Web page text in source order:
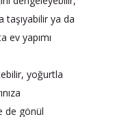
taşıyabilir ya da
ev yapımı
yoğurtla
de gönül